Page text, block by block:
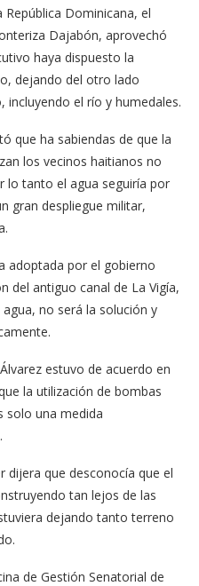
República Dominicana, el
Dajabón, aprovechó
haya dispuesto la
dejando del otro lado
incluyendo el río y humedales.
que ha sabiendas de que la
los vecinos haitianos no
lo tanto el agua seguiría por
gran despliegue militar,
adoptada por el gobierno
del antiguo canal de La Vigía,
no será la solución y
estuvo de acuerdo en
la utilización de bombas
solo una medida
dijera que desconocía que el
tan lejos de las
dejando tanto terreno
de Gestión Senatorial de